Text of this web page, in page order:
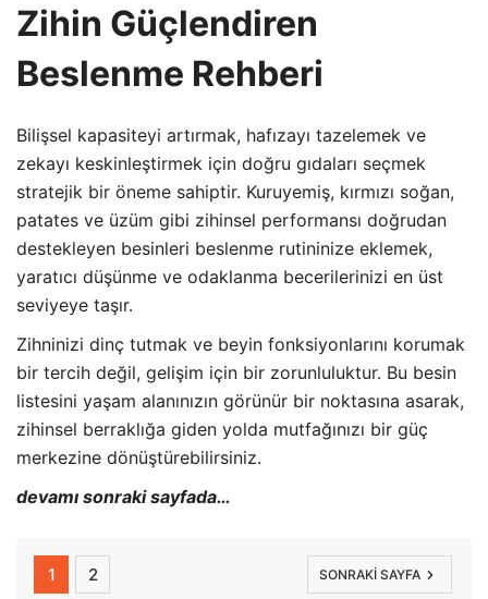
Zihin Güçlendiren
Beslenme Rehberi
Bilişsel kapasiteyi artırmak, hafızayı tazelemek ve
zekayı keskinleştirmek için doğru gıdaları seçmek
stratejik bir öneme sahiptir. Kuruyemiş, kırmızı soğan,
patates ve üzüm gibi zihinsel performansı doğrudan
destekleyen besinleri beslenme rutininize eklemek,
yaratıcı düşünme ve odaklanma becerilerinizi en üst
seviyeye taşır.
Zihninizi dinç tutmak ve beyin fonksiyonlarını korumak
bir tercih değil, gelişim için bir zorunluluktur. Bu besin
listesini yaşam alanınızın görünür bir noktasına asarak,
zihinsel berraklığa giden yolda mutfağınızı bir güç
merkezine dönüştürebilirsiniz.
devamı sonraki sayfada…
1 2 SONRAKI SAYFA